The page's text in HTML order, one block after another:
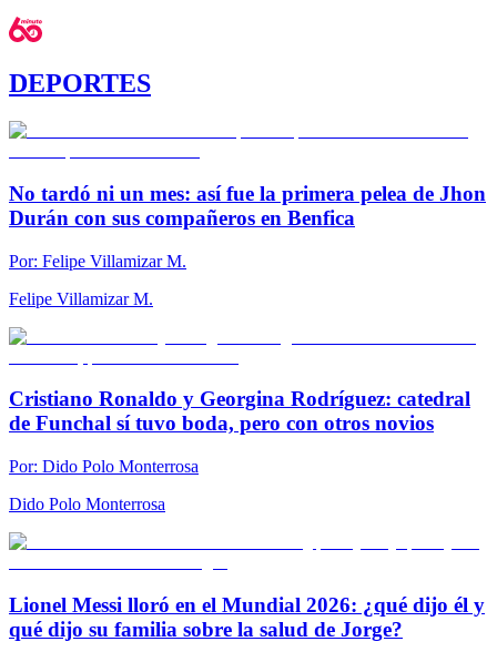
DEPORTES
No tardó ni un mes: así fue la primera pelea de Jhon
Durán con sus compañeros en Benfica
Por: Felipe Villamizar M.
Felipe Villamizar M.
Cristiano Ronaldo y Georgina Rodríguez: catedral
de Funchal sí tuvo boda, pero con otros novios
Por: Dido Polo Monterrosa
Dido Polo Monterrosa
Lionel Messi lloró en el Mundial 2026: ¿qué dijo él y
qué dijo su familia sobre la salud de Jorge?